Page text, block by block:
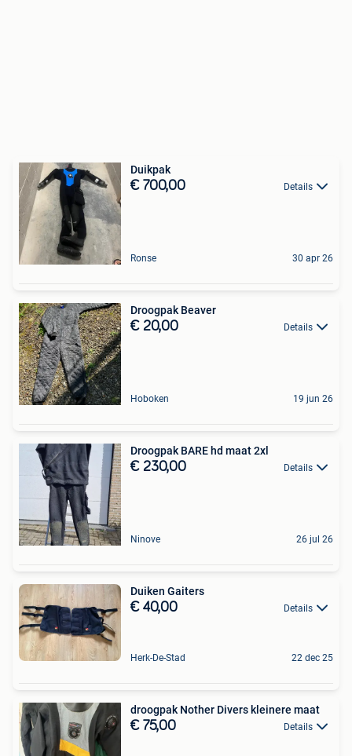
Duikpak
€ 700,00 Details
Ronse 30 apr 26
Droogpak Beaver
€ 20,00 Details
Hoboken 19 jun 26
Droogpak BARE hd maat 2xl
€ 230,00 Details
Ninove 26 jul 26
Duiken Gaiters
€ 40,00 Details
Herk-De-Stad 22 dec 25
droogpak Nother Divers kleinere maat
€ 75,00 Details